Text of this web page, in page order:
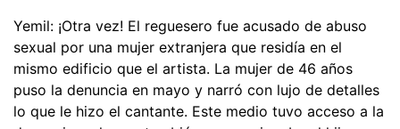
Yemil: ¡Otra vez! El reguesero fue acusado de abuso
sexual por una mujer extranjera que residía en el
mismo edificio que el artista. La mujer de 46 años
puso la denuncia en mayo y narró con lujo de detalles
lo que le hizo el cantante. Este medio tuvo acceso a la